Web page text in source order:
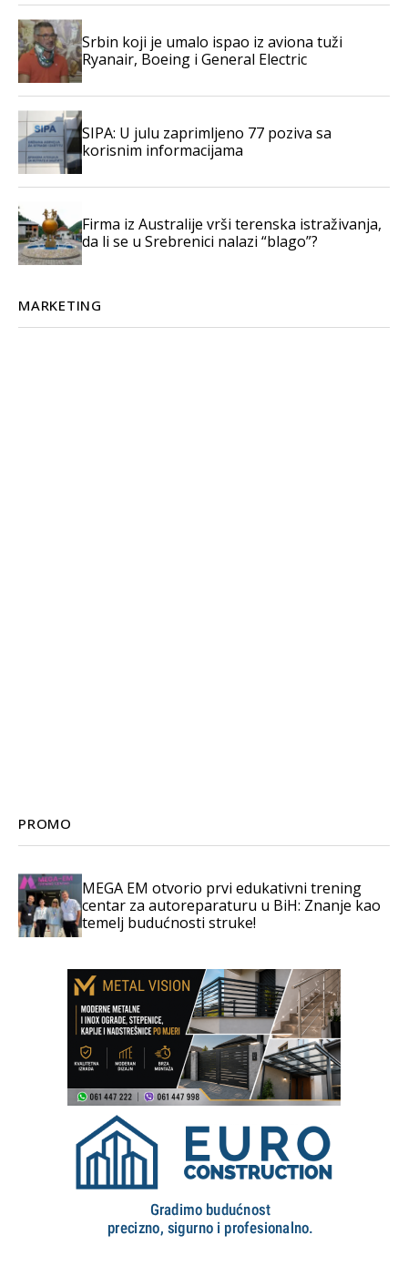
Srbin koji je umalo ispao iz aviona tuži
Ryanair, Boeing i General Electric
SIPA: U julu zaprimljeno 77 poziva sa
korisnim informacijama
Firma iz Australije vrši terenska istraživanja,
da li se u Srebrenici nalazi “blago”?
MARKETING
PROMO
MEGA EM otvorio prvi edukativni trening
centar za autoreparaturu u BiH: Znanje kao
temelj budućnosti struke!